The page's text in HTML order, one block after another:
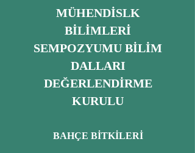
MÜHENDİSLK
BİLİMLERİ
SEMPOZYUMU BİLİM
DALLARI
DEĞERLENDİRME
KURULU
BAHÇE BİTKİLERİ